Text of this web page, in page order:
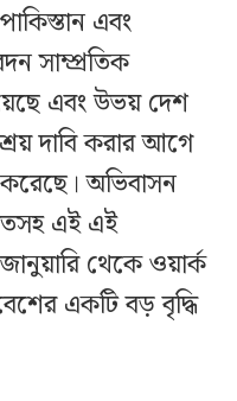
এবং
সাম্প্রতিক
এবং উভয় দেশ
দাবি করার আগে
করেছে। অভিবাসন
এই এই
থেকে ওয়ার্ক
একটি বড় বৃদ্ধি